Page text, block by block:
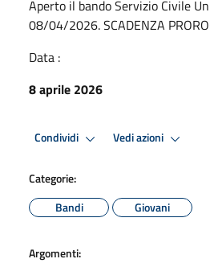
Aperto il bando Servizio Civile
08/04/2026. SCADENZA
Data :
8 aprile 2026
Condividi Vedi azioni
Categorie:
Bandi
Giovani
Argomenti: